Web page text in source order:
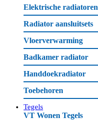
Elektrische radiatoren
Radiator aansluitsets
Vloerverwarming
Badkamer radiator
Handdoekradiator
Toebehoren
Tegels
VT Wonen Tegels